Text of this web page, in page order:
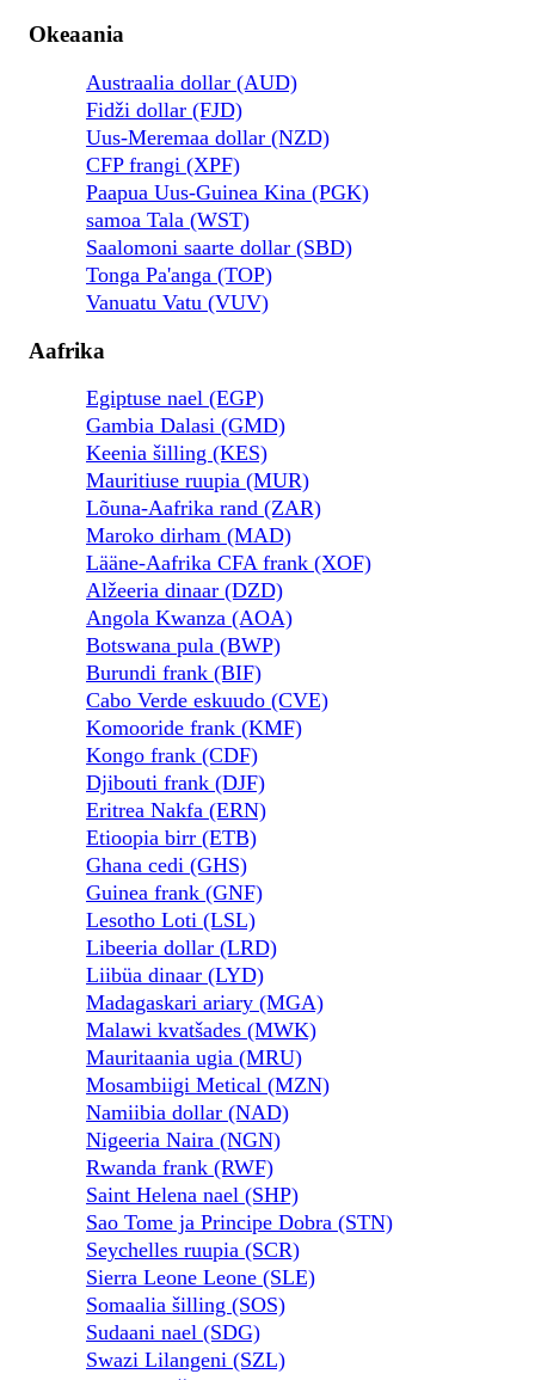
Okeaania
Austraalia dollar (AUD)
Fidži dollar (FJD)
Uus-Meremaa dollar (NZD)
CFP frangi (XPF)
Paapua Uus-Guinea Kina (PGK)
samoa Tala (WST)
Saalomoni saarte dollar (SBD)
Tonga Pa'anga (TOP)
Vanuatu Vatu (VUV)
Aafrika
Egiptuse nael (EGP)
Gambia Dalasi (GMD)
Keenia šilling (KES)
Mauritiuse ruupia (MUR)
Lõuna-Aafrika rand (ZAR)
Maroko dirham (MAD)
Lääne-Aafrika CFA frank (XOF)
Alžeeria dinaar (DZD)
Angola Kwanza (AOA)
Botswana pula (BWP)
Burundi frank (BIF)
Cabo Verde eskuudo (CVE)
Komooride frank (KMF)
Kongo frank (CDF)
Djibouti frank (DJF)
Eritrea Nakfa (ERN)
Etioopia birr (ETB)
Ghana cedi (GHS)
Guinea frank (GNF)
Lesotho Loti (LSL)
Libeeria dollar (LRD)
Liibüa dinaar (LYD)
Madagaskari ariary (MGA)
Malawi kvatšades (MWK)
Mauritaania ugia (MRU)
Mosambiigi Metical (MZN)
Namiibia dollar (NAD)
Nigeeria Naira (NGN)
Rwanda frank (RWF)
Saint Helena nael (SHP)
Sao Tome ja Principe Dobra (STN)
Seychelles ruupia (SCR)
Sierra Leone Leone (SLE)
Somaalia šilling (SOS)
Sudaani nael (SDG)
Swazi Lilangeni (SZL)